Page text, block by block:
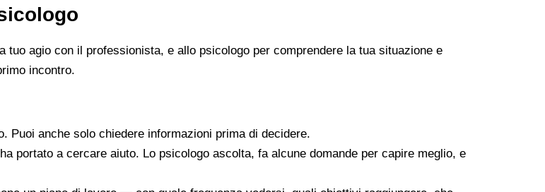
agio con il professionista, e allo psicologo per comprendere la tua situazione e
incontro.
Puoi anche solo chiedere informazioni prima di decidere.
portato a cercare aiuto. Lo psicologo ascolta, fa alcune domande per capire meglio, e